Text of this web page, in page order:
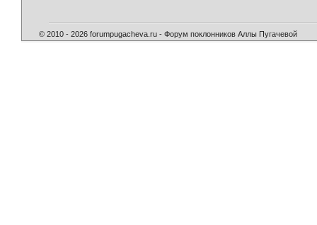
© 2010 - 2026 forumpugacheva.ru - Форум поклонников Аллы Пугачевой